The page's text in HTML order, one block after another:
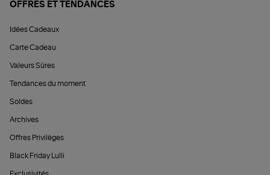
OFFRES ET TENDANCES
Idées Cadeaux
Carte Cadeau
Valeurs Sûres
Tendances du moment
Soldes
Archives
Offres Privilèges
Black Friday Lulli